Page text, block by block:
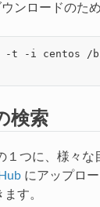
ンロードのた
-t -i centos /
検索
１つに、様々
にアップロ
す。